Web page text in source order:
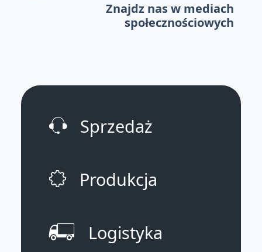
Znajdz nas w mediach
społecznościowych
Sprzedaż
Produkcja
Logistyka